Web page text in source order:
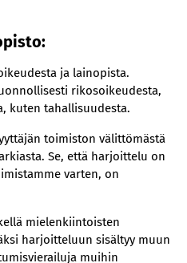
ja lainopista.
rikosoikeudesta,
kuten tahallisuudesta.
toimiston välittömästä
Se, että harjoittelu on
varten, on
mielenkiintoisten
harjoitteluun sisältyy muun
muihin